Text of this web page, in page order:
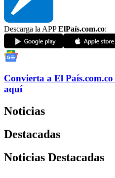
Descarga la APPElPaís.com.co:
Convierta a El País.com.co
aquí
Noticias
Destacadas
Noticias Destacadas